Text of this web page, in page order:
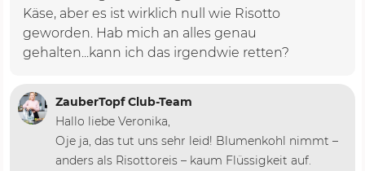
Käse, aber es ist wirklich null wie Risotto
geworden. Hab mich an alles genau
gehalten...kann ich das irgendwie retten?
ZauberTopf Club-Team
Hallo liebe Veronika,
Oje ja, das tut uns sehr leid! Blumenkohl nimmt –
anders als Risottoreis – kaum Flüssigkeit auf.